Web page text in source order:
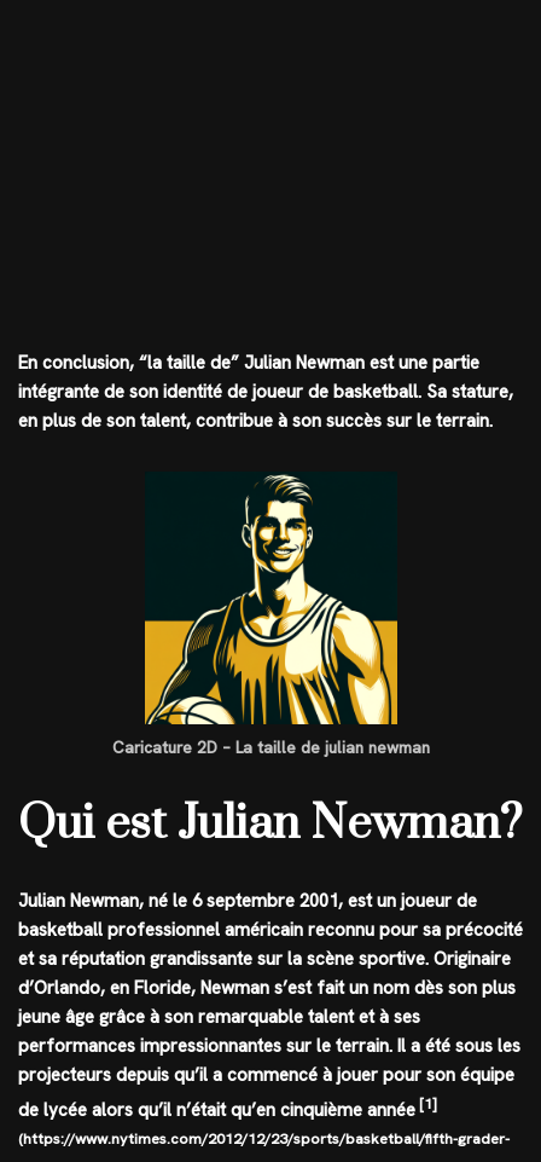
En conclusion, “la taille de” Julian Newman est une partie
intégrante de son identité de joueur de basketball. Sa stature,
en plus de son talent, contribue à son succès sur le terrain.
Caricature 2D – La taille de julian newman
Qui est Julian Newman?
Julian Newman, né le 6 septembre 2001, est un joueur de
basketball professionnel américain reconnu pour sa précocité
et sa réputation grandissante sur la scène sportive. Originaire
d’Orlando, en Floride, Newman s’est fait un nom dès son plus
jeune âge grâce à son remarquable talent et à ses
performances impressionnantes sur le terrain. Il a été sous les
projecteurs depuis qu’il a commencé à jouer pour son équipe
de lycée alors qu’il n’était qu’en cinquième année[1]
(https://www.nytimes.com/2012/12/23/sports/basketball/fifth-grader-